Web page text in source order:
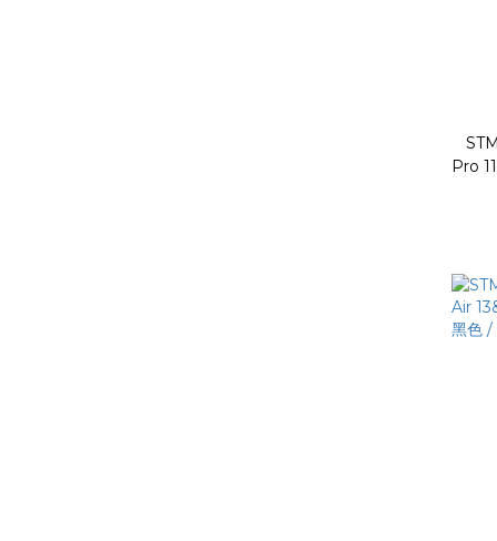
Pro 11" M4
色